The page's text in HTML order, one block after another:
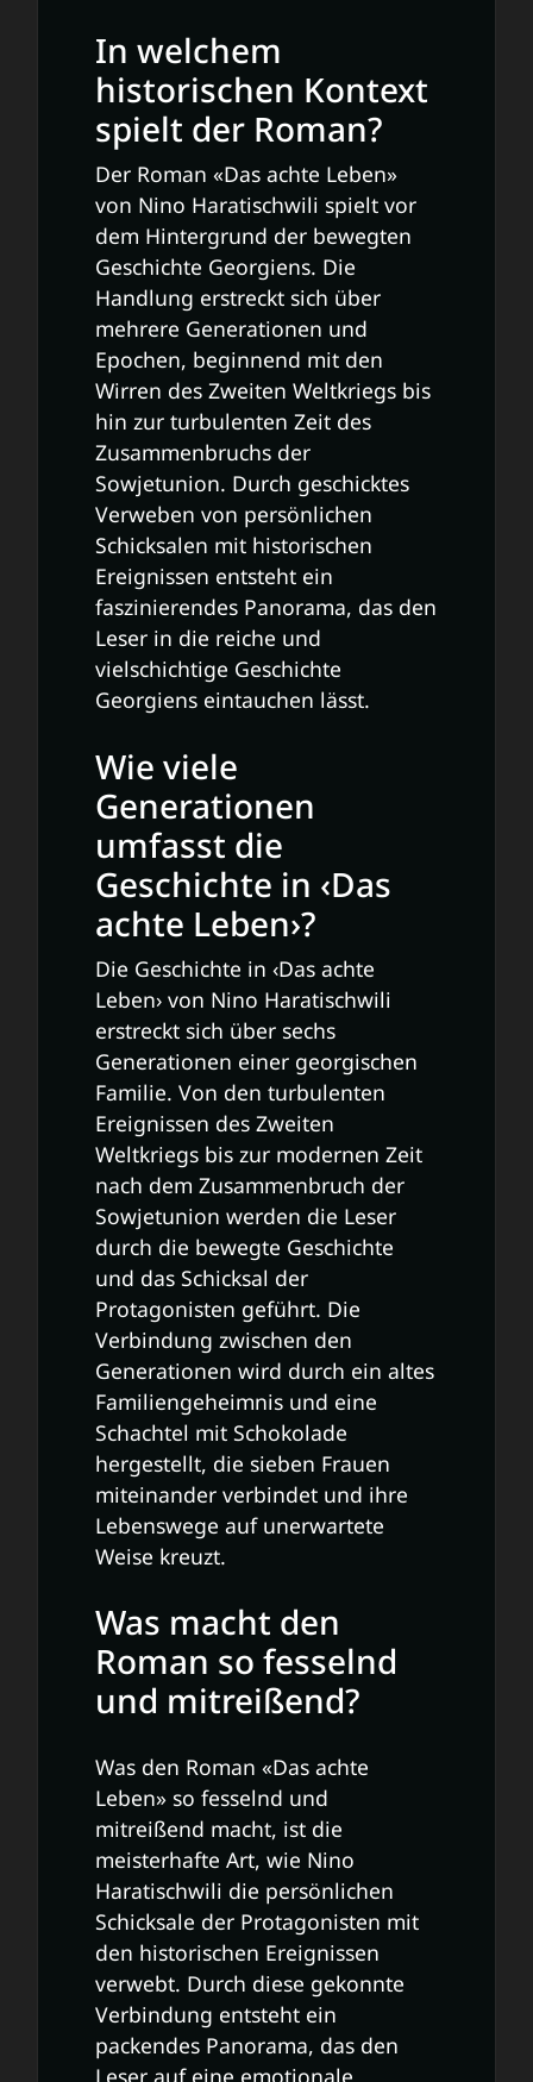
In welchem
historischen Kontext
spielt der Roman?
Der Roman «Das achte Leben»
von Nino Haratischwili spielt vor
dem Hintergrund der bewegten
Geschichte Georgiens. Die
Handlung erstreckt sich über
mehrere Generationen und
Epochen, beginnend mit den
Wirren des Zweiten Weltkriegs bis
hin zur turbulenten Zeit des
Zusammenbruchs der
Sowjetunion. Durch geschicktes
Verweben von persönlichen
Schicksalen mit historischen
Ereignissen entsteht ein
faszinierendes Panorama, das den
Leser in die reiche und
vielschichtige Geschichte
Georgiens eintauchen lässt.
Wie viele
Generationen
umfasst die
Geschichte in ‹Das
achte Leben›?
Die Geschichte in ‹Das achte
Leben› von Nino Haratischwili
erstreckt sich über sechs
Generationen einer georgischen
Familie. Von den turbulenten
Ereignissen des Zweiten
Weltkriegs bis zur modernen Zeit
nach dem Zusammenbruch der
Sowjetunion werden die Leser
durch die bewegte Geschichte
und das Schicksal der
Protagonisten geführt. Die
Verbindung zwischen den
Generationen wird durch ein altes
Familiengeheimnis und eine
Schachtel mit Schokolade
hergestellt, die sieben Frauen
miteinander verbindet und ihre
Lebenswege auf unerwartete
Weise kreuzt.
Was macht den
Roman so fesselnd
und mitreißend?
Was den Roman «Das achte
Leben» so fesselnd und
mitreißend macht, ist die
meisterhafte Art, wie Nino
Haratischwili die persönlichen
Schicksale der Protagonisten mit
den historischen Ereignissen
verwebt. Durch diese gekonnte
Verbindung entsteht ein
packendes Panorama, das den